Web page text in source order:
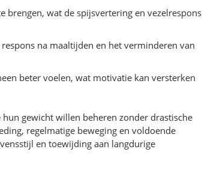
wat de spijsvertering en vezelrespons
na maaltijden en het verminderen van
beter voelen, wat motivatie kan versterken
gewicht willen beheren zonder drastische
regelmatige beweging en voldoende
en toewijding aan langdurige